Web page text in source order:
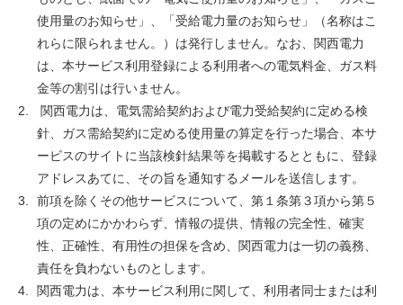
使用量のお知らせ」、「受給電力量のお知らせ」（名称はこ
れらに限られません。）は発行しません。なお、関西電力
は、本サービス利用登録による利用者への電気料金、ガス料
金等の割引は行いません。
関西電力は、電気需給契約および電力受給契約に定める検
針、ガス需給契約に定める使用量の算定を行った場合、本サ
ービスのサイトに当該検針結果等を掲載するとともに、登録
アドレスあてに、その旨を通知するメールを送信します。
前項を除くその他サービスについて、第１条第３項から第５
項の定めにかかわらず、情報の提供、情報の完全性、確実
性、正確性、有用性の担保を含め、関西電力は一切の義務、
責任を負わないものとします。
関西電力は、本サービス利用に関して、利用者同士または利